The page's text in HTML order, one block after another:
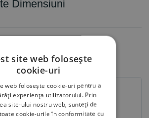
Dimensiuni
0/5
site web folosește
cookie-uri
web folosește cookie-uri pentru a
experiența utilizatorului. Prin
site-ului nostru web, sunteți de
cookie-urile în conformitate cu